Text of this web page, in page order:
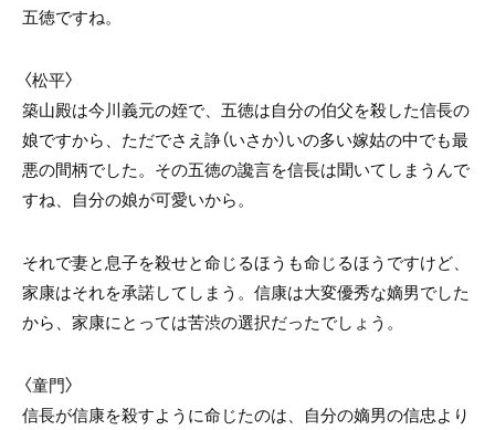
五徳ですね。
〈松平〉
築山殿は今川義元の姪で、五徳は自分の伯父を殺した信長の
娘ですから、ただでさえ諍（いさか）いの多い嫁姑の中でも最
悪の間柄でした。その五徳の讒言を信長は聞いてしまうんで
すね、自分の娘が可愛いから。
それで妻と息子を殺せと命じるほうも命じるほうですけど、
家康はそれを承諾してしまう。信康は大変優秀な嫡男でした
から、家康にとっては苦渋の選択だったでしょう。
〈童門〉
信長が信康を殺すように命じたのは、自分の嫡男の信忠より